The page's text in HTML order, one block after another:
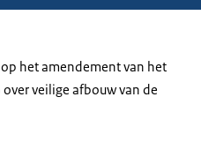
het amendement van het
veilige afbouw van de